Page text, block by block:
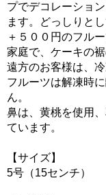
プでデコレーショ
ます。どっしりと
＋５００円のフル
家庭で、ケーキの
遠方のお客様は、
フルーツは解凍時
ん。
鼻は、黄桃を使用
ています。
【サイズ】
5号（15センチ）